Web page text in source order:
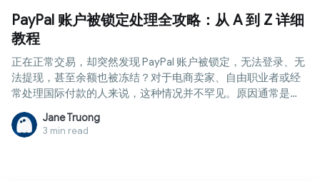
PayPal 账户被锁定处理全攻略：从 A 到 Z 详细
教程
正在正常交易，却突然发现 PayPal 账户被锁定，无法登录、无
法提现，甚至余额也被冻结？对于电商卖家、自由职业者或经
常处理国际付款的人来说，这种情况并不罕见。原因通常是
PayPal 系统检测到异常迹象，如异地登录、网络地址频繁变
动、交易量突增，或是未完成认证的账户产生了高风险活动。
在这种情况下，准确识别锁定原因并采取正确措施至关重要。
Jane Truong
3 min read